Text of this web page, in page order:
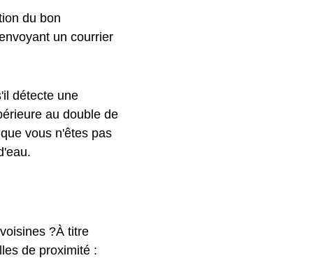
du bon
un courrier
détecte une
au double de
vous n'êtes pas
?À titre
de proximité :